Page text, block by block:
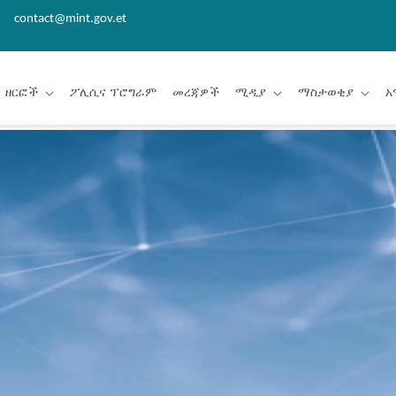
contact@mint.gov.et
ዘርፎች ፖሊሲና ፕሮግራም መረጃዎች ሚዲያ ማስታወቂያ